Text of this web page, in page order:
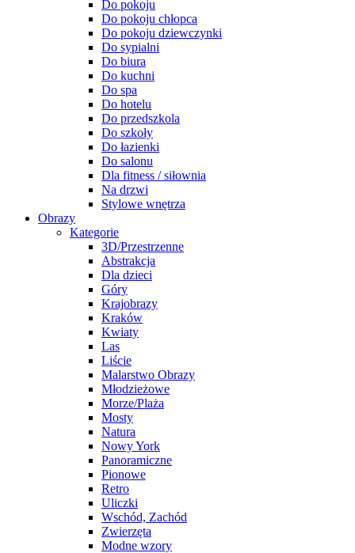
Do pokoju
Do pokoju chłopca
Do pokoju dziewczynki
Do sypialni
Do biura
Do kuchni
Do spa
Do hotelu
Do przedszkola
Do szkoły
Do łazienki
Do salonu
Dla fitness / siłownia
Na drzwi
Stylowe wnętrza
Obrazy
Kategorie
3D/Przestrzenne
Abstrakcja
Dla dzieci
Góry
Krajobrazy
Kraków
Kwiaty
Las
Liście
Malarstwo Obrazy
Młodzieżowe
Morze/Plaża
Mosty
Natura
Nowy York
Panoramiczne
Pionowe
Retro
Uliczki
Wschód, Zachód
Zwierzęta
Modne wzory